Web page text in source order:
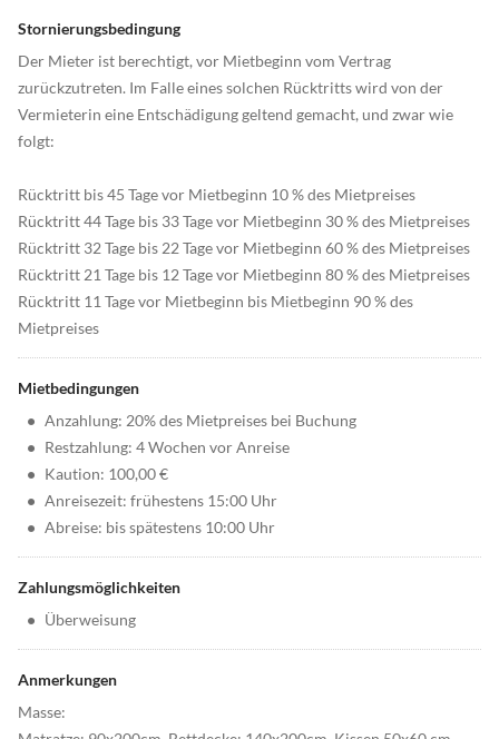
Stornierungsbedingung
Der Mieter ist berechtigt, vor Mietbeginn vom Vertrag
zurückzutreten. Im Falle eines solchen Rücktritts wird von der
Vermieterin eine Entschädigung geltend gemacht, und zwar wie
folgt:
Rücktritt bis 45 Tage vor Mietbeginn 10 % des Mietpreises
Rücktritt 44 Tage bis 33 Tage vor Mietbeginn 30 % des Mietpreises
Rücktritt 32 Tage bis 22 Tage vor Mietbeginn 60 % des Mietpreises
Rücktritt 21 Tage bis 12 Tage vor Mietbeginn 80 % des Mietpreises
Rücktritt 11 Tage vor Mietbeginn bis Mietbeginn 90 % des
Mietpreises
Mietbedingungen
• Anzahlung: 20% des Mietpreises bei Buchung
• Restzahlung: 4 Wochen vor Anreise
• Kaution: 100,00 €
• Anreisezeit: frühestens 15:00 Uhr
• Abreise: bis spätestens 10:00 Uhr
Zahlungsmöglichkeiten
• Überweisung
Anmerkungen
Masse: